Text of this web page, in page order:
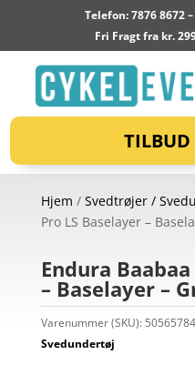
Telefon: 7876 8672 –
Fri Fragt fra kr.
TILBUD
Hjem / Svedtrøjer /
Pro LS Baselayer –
Endura
– Baselayer –
Varenummer (SKU):
Svedundertøj